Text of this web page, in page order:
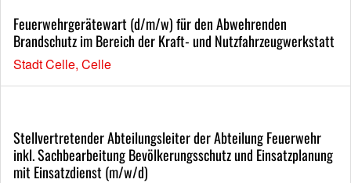
Feuerwehrgerätewart (d/m/w) für den Abwehrenden
Brandschutz im Bereich der Kraft- und Nutzfahrzeugwerkstatt
Stadt Celle, Celle
Stellvertretender Abteilungsleiter der Abteilung Feuerwehr
inkl. Sachbearbeitung Bevölkerungsschutz und Einsatzplanung
mit Einsatzdienst (m/w/d)